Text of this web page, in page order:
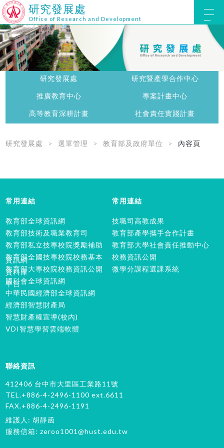
研究發展處
Office of Research and Development
研究發展處 研究暨產學合作中心
推廣教育中心 專案計畫中心
高等教育深耕計畫 社會責任實踐計畫
研究發展處 選單管理 教育部及政府單位 內容頁
常用連結
教育部全球資訊網
教育部技術及職業教育司
教育部私立技專校院獎勵補助
資訊網
教育部全國技專校院校務基本
資料庫
教育部大專校院校務資訊公開
平台
國科會全球資訊網
中華民國經濟部全球資訊網
經濟部智慧財產局
智慧財產權宣導(校內)
VDI智慧學習雲端軟體
常用連結
技職司高教成果
教育部產學攜手合作計畫
教育部大學社會責任推動中心
校務資訊公開
微學分課程選課系統
聯絡資訊
412406 台中市大里區工業路11號
TEL.+886-4-2496-1100 ext.6611
FAX.+886-4-2496-1191
維護人: 胡靜函
服務信箱:zeroo1001@hust.edu.tw